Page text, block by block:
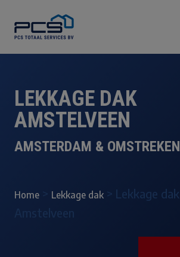
LEKKAGE DAK
AMSTELVEEN
AMSTERDAM & OMSTREKEN
Home Lekkage dak > Lekkage dak
Amstelveen